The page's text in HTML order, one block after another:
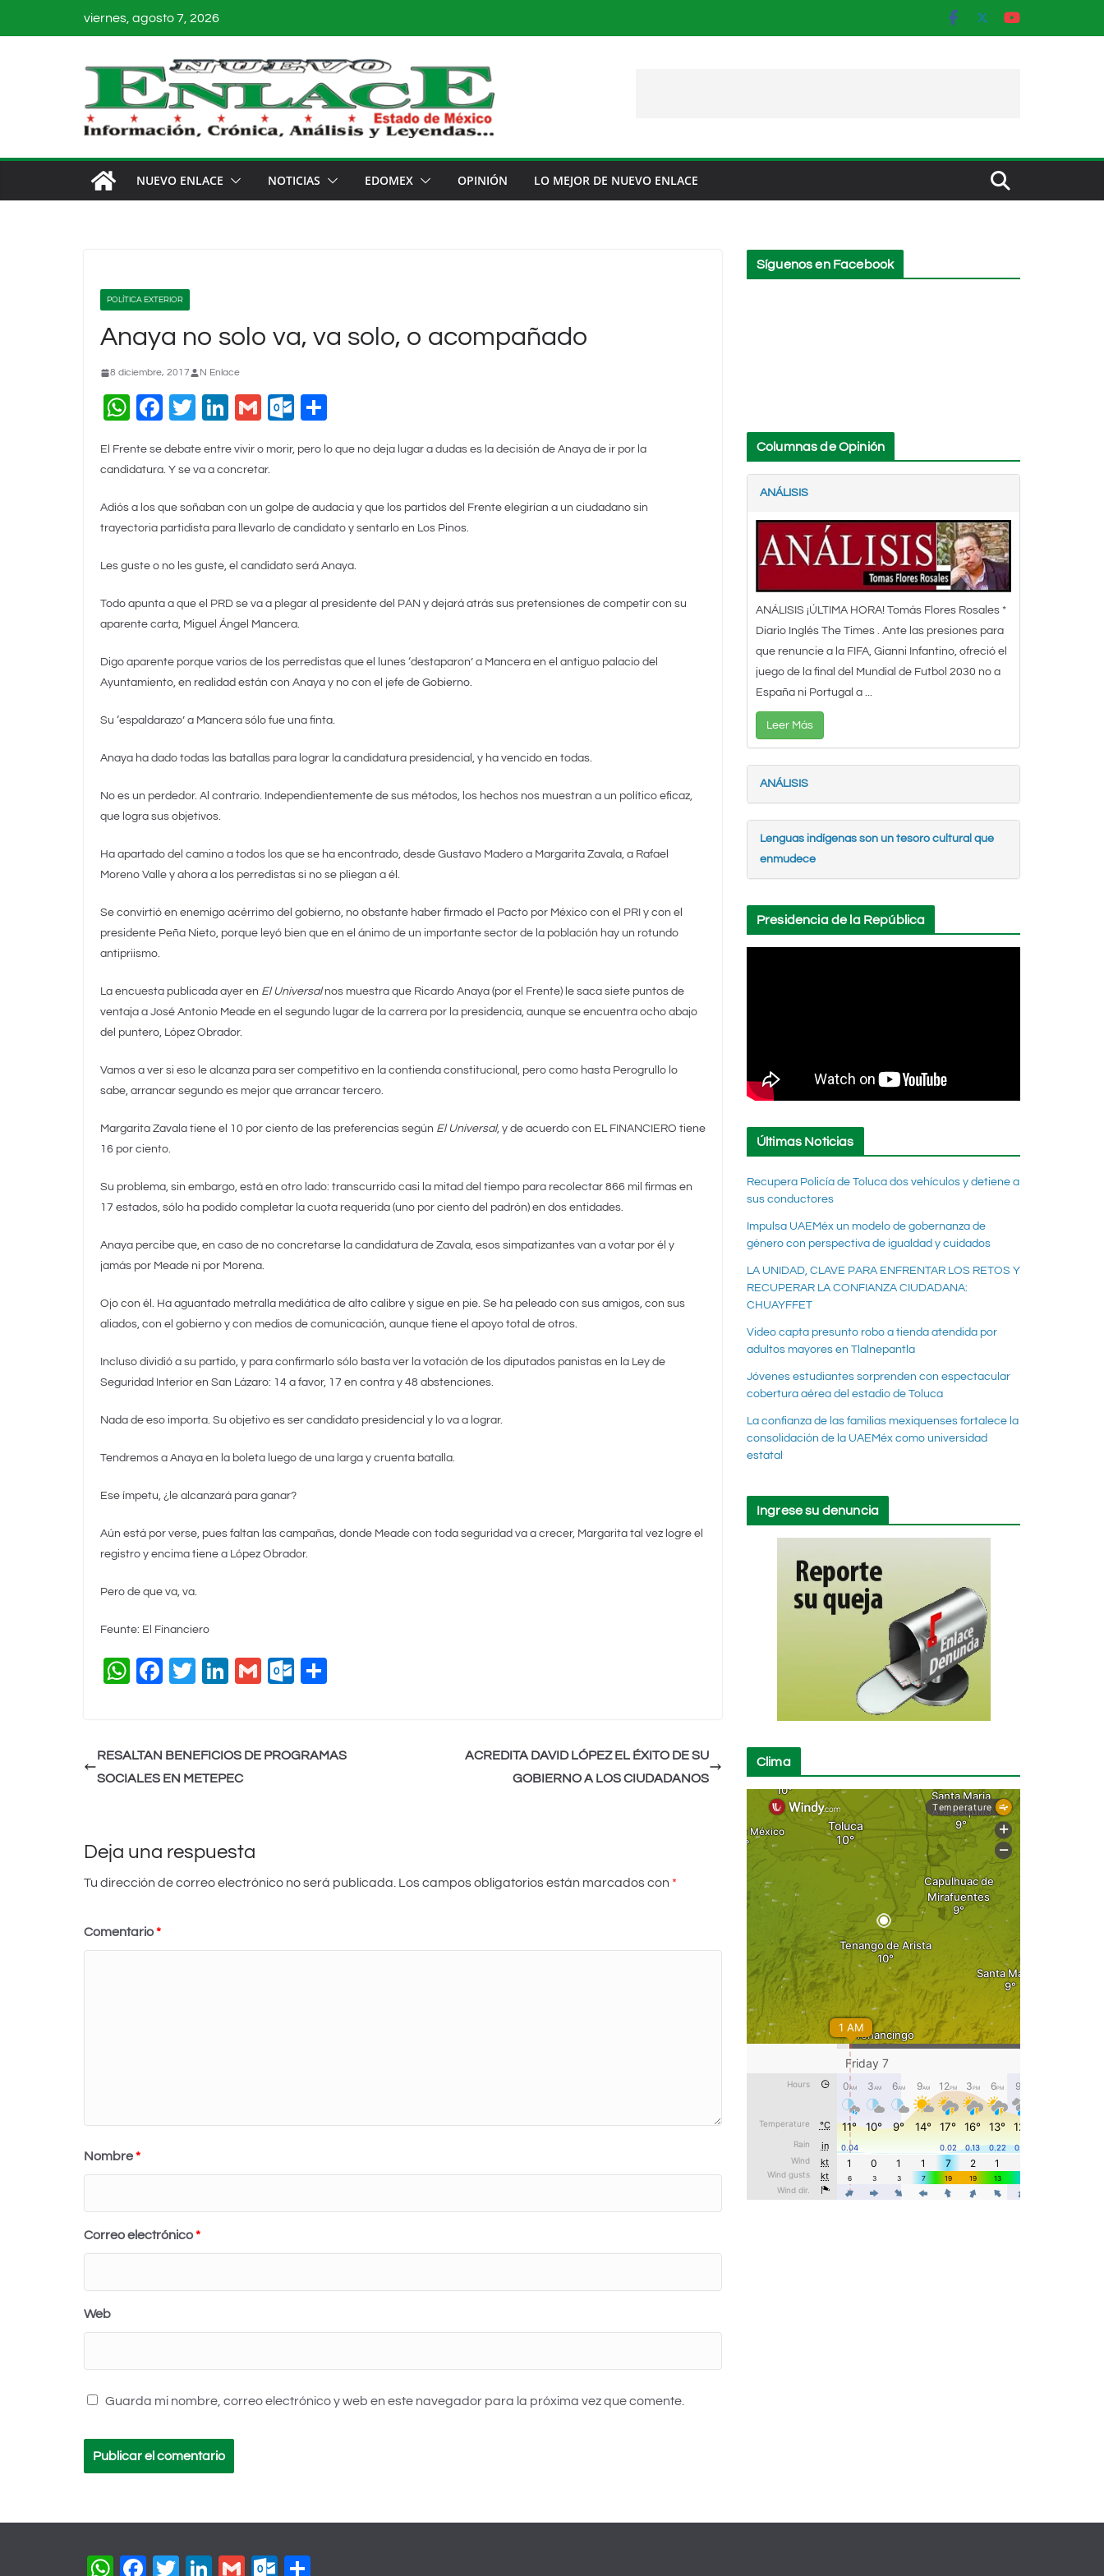
al
viernes, agosto 7, 2026
NUEVO ENLACE NOTICIAS EDOMEX OPINIÓN LO MEJOR DE NUEVO ENLACE
POLÍTICA EXTERIOR
Anaya no solo va, va solo, o acompañado
8 diciembre, 2017 N Enlace
W
at
A
p
p
F
c
b
o
o
T
tt
Li
k
dI
n
G
ai
O
lo
k.
c
o
m
ar
tir
El Frente se debate entre vivir o morir, pero lo que no deja lugar a dudas es la decisión de Anaya de ir por la
candidatura. Y se va a concretar.
Adiós a los que soñaban con un golpe de audacia y que los partidos del Frente elegirían a un ciudadano sin
trayectoria partidista para llevarlo de candidato y sentarlo en Los Pinos.
Les guste o no les guste, el candidato será Anaya.
Todo apunta a que el PRD se va a plegar al presidente del PAN y dejará atrás sus pretensiones de competir con su
aparente carta, Miguel Ángel Mancera.
Digo aparente porque varios de los perredistas que el lunes ‘destaparon’ a Mancera en el antiguo palacio del
Ayuntamiento, en realidad están con Anaya y no con el jefe de Gobierno.
Su ‘espaldarazo’ a Mancera sólo fue una finta.
Anaya ha dado todas las batallas para lograr la candidatura presidencial, y ha vencido en todas.
No es un perdedor. Al contrario. Independientemente de sus métodos, los hechos nos muestran a un político eficaz,
que logra sus objetivos.
Ha apartado del camino a todos los que se ha encontrado, desde Gustavo Madero a Margarita Zavala, a Rafael
Moreno Valle y ahora a los perredistas si no se pliegan a él.
Se convirtió en enemigo acérrimo del gobierno, no obstante haber firmado el Pacto por México con el PRI y con el
presidente Peña Nieto, porque leyó bien que en el ánimo de un importante sector de la población hay un rotundo
antipriismo.
La encuesta publicada ayer en El Universalnos muestra que Ricardo Anaya (por el Frente) le saca siete puntos de
ventaja a José Antonio Meade en el segundo lugar de la carrera por la presidencia, aunque se encuentra ocho abajo
del puntero, López Obrador.
Vamos a ver si eso le alcanza para ser competitivo en la contienda constitucional, pero como hasta Perogrullo lo
sabe, arrancar segundo es mejor que arrancar tercero.
Margarita Zavala tiene el 10 por ciento de las preferencias según El Universal, y de acuerdo con EL FINANCIERO tiene
16 por ciento.
Su problema, sin embargo, está en otro lado: transcurrido casi la mitad del tiempo para recolectar 866 mil firmas en
17 estados, sólo ha podido completar la cuota requerida (uno por ciento del padrón) en dos entidades.
Anaya percibe que, en caso de no concretarse la candidatura de Zavala, esos simpatizantes van a votar por él y
jamás por Meade ni por Morena.
Ojo con él. Ha aguantado metralla mediática de alto calibre y sigue en pie. Se ha peleado con sus amigos, con sus
aliados, con el gobierno y con medios de comunicación, aunque tiene el apoyo total de otros.
Incluso dividió a su partido, y para confirmarlo sólo basta ver la votación de los diputados panistas en la Ley de
Seguridad Interior en San Lázaro: 14 a favor, 17 en contra y 48 abstenciones.
Nada de eso importa. Su objetivo es ser candidato presidencial y lo va a lograr.
Tendremos a Anaya en la boleta luego de una larga y cruenta batalla.
Ese ímpetu, ¿le alcanzará para ganar?
Aún está por verse, pues faltan las campañas, donde Meade con toda seguridad va a crecer, Margarita tal vez logre el
registro y encima tiene a López Obrador.
Pero de que va, va.
Feunte: El Financiero
W
s
A
F
e
b
k
T
er
Li
e
dI
G
l
O
o
p
RESALTAN BENEFICIOS DE PROGRAMAS
SOCIALES EN METEPEC
ACREDITA DAVID LÓPEZ EL ÉXITO DE SU
GOBIERNO A LOS CIUDADANOS
Deja una respuesta
Tu dirección de correo electrónico no será publicada. Los campos obligatorios están marcados con *
Comentario*
Nombre*
Correo electrónico*
Web
Guarda mi nombre, correo electrónico y web en este navegador para la próxima vez que comente.
Síguenos en Facebook
Columnas de Opinión
ANÁLISIS
ANÁLISIS ¡ÚLTIMA HORA! Tomás Flores Rosales *
Diario Inglés The Times . Ante las presiones para
que renuncie a la FIFA, Gianni Infantino, ofreció el
juego de la final del Mundial de Futbol 2030 no a
España ni Portugal a ...
Leer Más
ANÁLISIS
Lenguas indígenas son un tesoro cultural que
enmudece
Presidencia de la República
Últimas Noticias
Recupera Policía de Toluca dos vehículos y detiene a
sus conductores
Impulsa UAEMéx un modelo de gobernanza de
género con perspectiva de igualdad y cuidados
LA UNIDAD, CLAVE PARA ENFRENTAR LOS RETOS Y
RECUPERAR LA CONFIANZA CIUDADANA:
CHUAYFFET
Video capta presunto robo a tienda atendida por
adultos mayores en Tlalnepantla
Jóvenes estudiantes sorprenden con espectacular
cobertura aérea del estadio de Toluca
La confianza de las familias mexiquenses fortalece la
consolidación de la UAEMéx como universidad
estatal
Ingrese su denuncia
Clima
W F T Li G O